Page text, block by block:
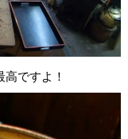
ですよ！